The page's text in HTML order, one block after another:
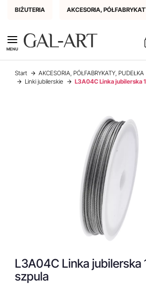
BIŻUTERIA AKCESORIA,
MENU
Start AKCESORIA, PÓŁFABRYKATY, PUDEŁKA
Linki jubilerskie
L3A04C Linka jubilerska
L3A04C Linka jubilerska
szpula